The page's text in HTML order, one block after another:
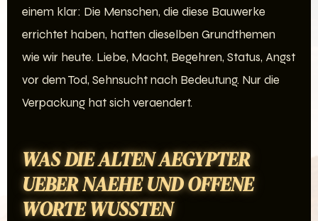
einem klar: Die Menschen, die diese Bauwerke
errichtet haben, hatten dieselben Grundthemen
wie wir heute. Liebe, Macht, Begehren, Status, Angst
vor dem Tod, Sehnsucht nach Bedeutung. Nur die
Verpackung hat sich veraendert.
WAS DIE ALTEN AEGYPTER
UEBER NAEHE UND OFFENE
WORTE WUSSTEN